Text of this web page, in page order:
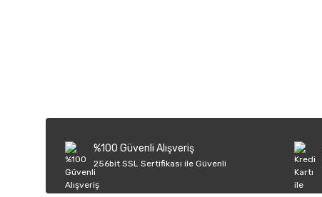
Ürün fiyatı diğer sitelerden daha pahalı.
Bu ürüne benzer farklı alternatifler olmalı.
%100 Güvenli Alışveriş
256bit SSL Sertifikası ile Güvenli